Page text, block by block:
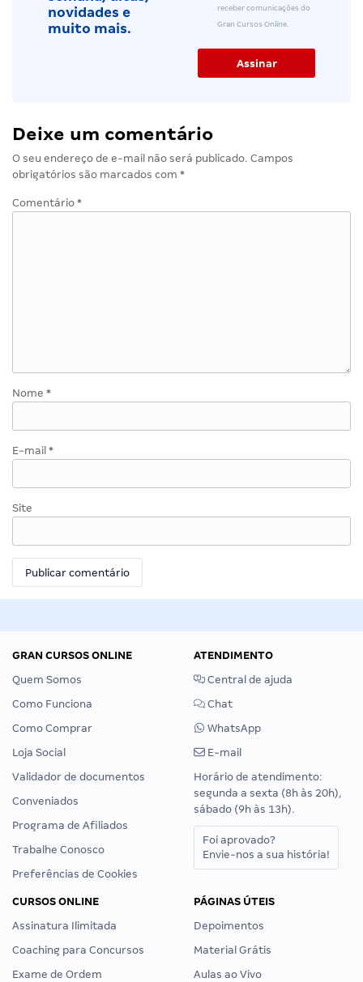
novidades e
muito mais.
receber comunicações do
Gran Cursos Online.
Deixe um comentário
O seu endereço de e-mail não será publicado. Campos
obrigatórios são marcados com *
Comentário *
Nome *
E-mail *
Site
GRAN CURSOS ONLINE
Quem Somos
Como Funciona
Como Comprar
Loja Social
Validador de documentos
Conveniados
Programa de Afiliados
Trabalhe Conosco
Preferências de Cookies
ATENDIMENTO
Central de ajuda
Chat
WhatsApp
E-mail
Horário de atendimento:
segunda a sexta (8h às 20h),
sábado (9h às 13h).
Foi aprovado?
Envie-nos a sua história!
CURSOS ONLINE
Assinatura Ilimitada
Coaching para Concursos
Exame de Ordem
PÁGINAS ÚTEIS
Depoimentos
Material Grátis
Aulas ao Vivo